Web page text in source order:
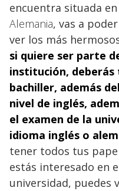
encuentra situada en
Alemania, vas a
ver los más
si quiere ser parte
institución,
bachiller, además
nivel de inglés,
el examen de la
idioma inglés o
tener todos tus
estás interesado en
universidad, puedes